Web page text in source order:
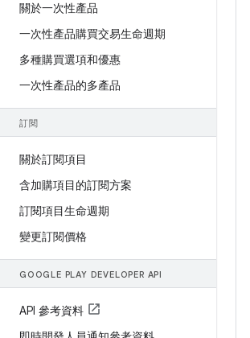
關於一次性產品
一次性產品購買交易生命週期
多種購買選項和優惠
一次性產品的多產品
訂閱
關於訂閱項目
含加購項目的訂閱方案
訂閱項目生命週期
變更訂閱價格
GOOGLE PLAY DEVELOPER API
API 參考資料